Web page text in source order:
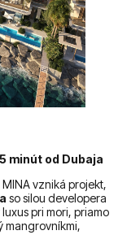
minút od Dubaja
vzniká projekt,
so silou developera
pri mori, priamo
mangrovníkmi,